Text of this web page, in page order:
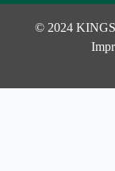
© 2024